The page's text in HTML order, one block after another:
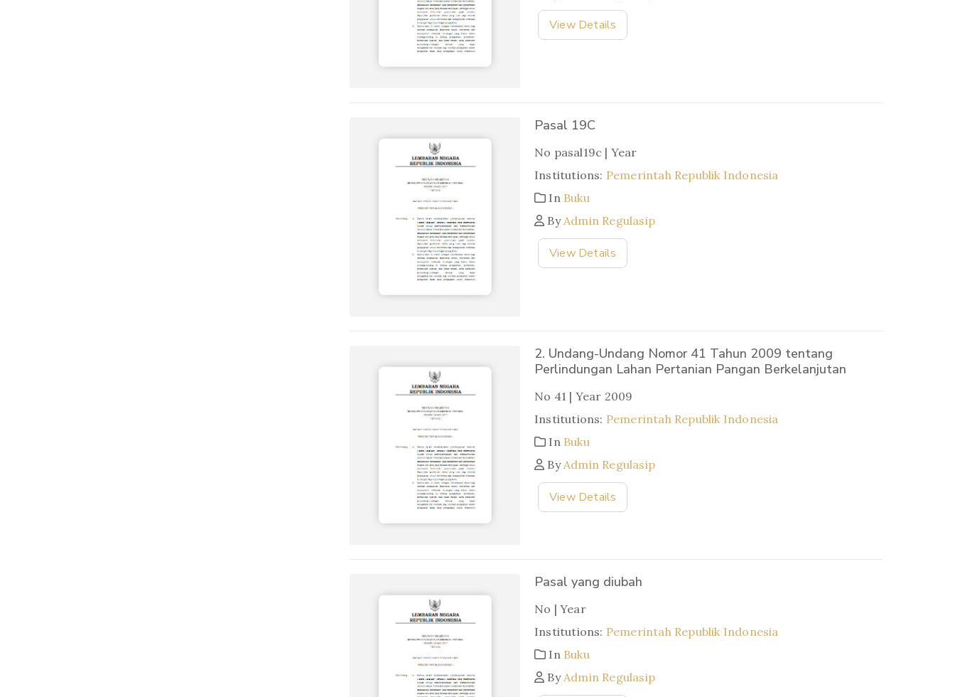
View Details
Pasal 19C
No pasal19c | Year
Institutions: Pemerintah Republik Indonesia
In Buku
ByAdmin Regulasip
View Details
2. Undang-Undang Nomor 41 Tahun 2009 tentang
Perlindungan Lahan Pertanian Pangan Berkelanjutan
No 41 | Year 2009
Institutions: Pemerintah Republik Indonesia
In Buku
ByAdmin Regulasip
View Details
Pasal yang diubah
No | Year
Institutions: Pemerintah Republik Indonesia
In Buku
ByAdmin Regulasip